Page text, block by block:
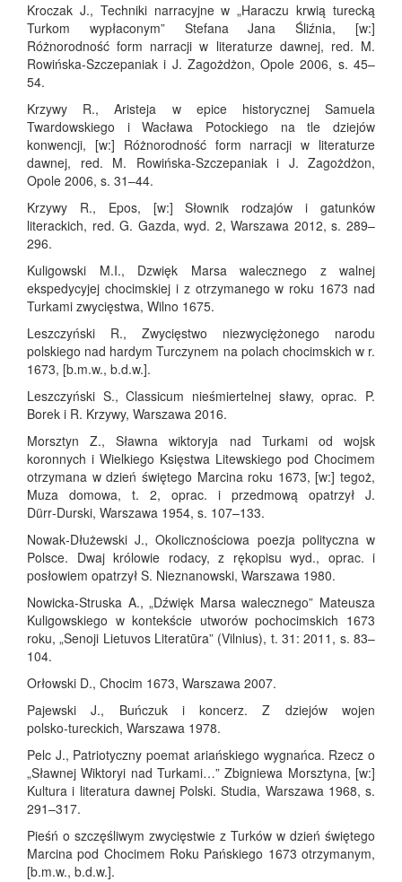
Kroczak J., Techniki narracyjne w „Haraczu krwią turecką
Turkom wypłaconym” Stefana Jana Śliźnia, [w:]
Różnorodność form narracji w literaturze dawnej, red. M.
Rowińska‑Szczepaniak i J. Zagożdżon, Opole 2006, s. 45–
54.
Krzywy R., Aristeja w epice historycznej Samuela
Twardowskiego i Wacława Potockiego na tle dziejów
konwencji, [w:] Różnorodność form narracji w literaturze
dawnej, red. M. Rowińska‑Szczepaniak i J. Zagożdżon,
Opole 2006, s. 31–44.
Krzywy R., Epos, [w:] Słownik rodzajów i gatunków
literackich, red. G. Gazda, wyd. 2, Warszawa 2012, s. 289–
296.
Kuligowski M.I., Dzwięk Marsa walecznego z walnej
ekspedycyjej chocimskiej i z otrzymanego w roku 1673 nad
Turkami zwycięstwa, Wilno 1675.
Leszczyński R., Zwycięstwo niezwyciężonego narodu
polskiego nad hardym Turczynem na polach chocimskich w r.
1673, [b.m.w., b.d.w.].
Leszczyński S., Classicum nieśmiertelnej sławy, oprac. P.
Borek i R. Krzywy, Warszawa 2016.
Morsztyn Z., Sławna wiktoryja nad Turkami od wojsk
koronnych i Wielkiego Księstwa Litewskiego pod Chocimem
otrzymana w dzień świętego Marcina roku 1673, [w:] tegoż,
Muza domowa, t. 2, oprac. i przedmową opatrzył J.
Dürr‑Durski, Warszawa 1954, s. 107–133.
Nowak‑Dłużewski J., Okolicznościowa poezja polityczna w
Polsce. Dwaj królowie rodacy, z rękopisu wyd., oprac. i
posłowiem opatrzył S. Nieznanowski, Warszawa 1980.
Nowicka‑Struska A., „Dźwięk Marsa walecznego” Mateusza
Kuligowskiego w kontekście utworów pochocimskich 1673
roku, „Senoji Lietuvos Literatūra” (Vilnius), t. 31: 2011, s. 83–
104.
Orłowski D., Chocim 1673, Warszawa 2007.
Pajewski J., Buńczuk i koncerz. Z dziejów wojen
polsko‑tureckich, Warszawa 1978.
Pelc J., Patriotyczny poemat ariańskiego wygnańca. Rzecz o
„Sławnej Wiktoryi nad Turkami…” Zbigniewa Morsztyna, [w:]
Kultura i literatura dawnej Polski. Studia, Warszawa 1968, s.
291–317.
Pieśń o szczęśliwym zwycięstwie z Turków w dzień świętego
Marcina pod Chocimem Roku Pańskiego 1673 otrzymanym,
[b.m.w., b.d.w.].